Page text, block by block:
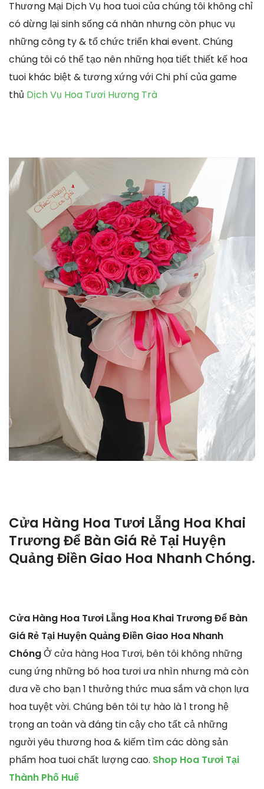
Thương Mại Dịch Vụ hoa tuoi của chúng tôi không chỉ
có dừng lại sinh sống cá nhân nhưng còn phục vụ
những công ty & tổ chức triển khai event. Chúng
chúng tôi có thể tạo nên những họa tiết thiết kế hoa
tuoi khác biệt & tương xứng với Chi phí của game
thủ Dịch Vụ Hoa Tươi Hương Trà
Cửa Hàng Hoa Tươi Lẵng Hoa Khai
Trương Để Bàn Giá Rẻ Tại Huyện
Quảng Điền Giao Hoa Nhanh Chóng.
Cửa Hàng Hoa Tươi Lẵng Hoa Khai Trương Để Bàn
Giá Rẻ Tại Huyện Quảng Điền Giao Hoa Nhanh
ChóngỞ cửa hàng Hoa Tươi, bên tôi không những
cung ứng những bó hoa tươi ưa nhìn nhưng mà còn
đưa về cho bạn 1 thưởng thức mua sắm và chọn lựa
hoa tuyệt vời. Chúng bên tôi tự hào là 1 trong hệ
trọng an toàn và đáng tin cậy cho tất cả những
người yêu thương hoa & kiếm tìm các dòng sản
phẩm hoa tuoi chất lượng cao. Shop Hoa Tươi Tại
Thành Phố Huế